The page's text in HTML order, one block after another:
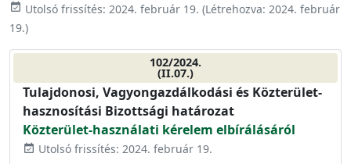
event_available Utolsó frissítés: 2024. február 19. (Létrehozva: 2024. február
19.)
102/2024.
(II.07.)
Tulajdonosi, Vagyongazdálkodási és Közterület-
hasznosítási Bizottsági határozat
Közterület-használati kérelem elbírálásáról
event_available Utolsó frissítés: 2024. február 19.